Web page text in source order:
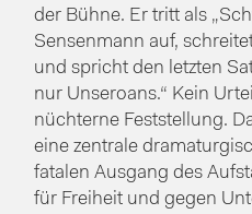
der Bühne. Er tritt als
Sensenmann auf,
und spricht den letzten
nur Unseroans.“ Kein
nüchterne Feststellung.
eine zentrale
fatalen Ausgang des
für Freiheit und gegen